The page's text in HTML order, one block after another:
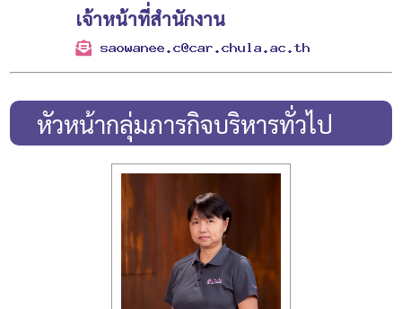
เจ้าหน้าที่สำนักงาน
หัวหน้ากลุ่มภารกิจบริหารทั่วไป